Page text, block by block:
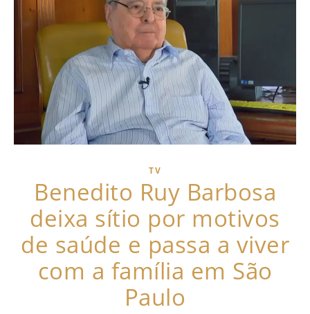
TV
Benedito Ruy Barbosa
deixa sítio por motivos
de saúde e passa a viver
com a família em São
Paulo